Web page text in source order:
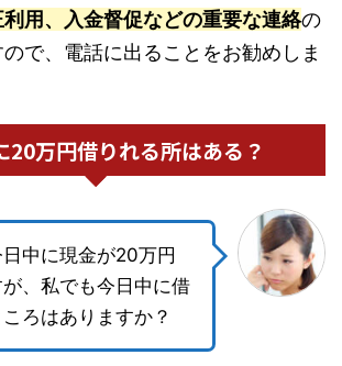
用、入金督促などの重要な連絡の
で、電話に出ることをお勧めしま
20万円借りれる所はある？
中に現金が20万円
、私でも今日中に借
ろはありますか？